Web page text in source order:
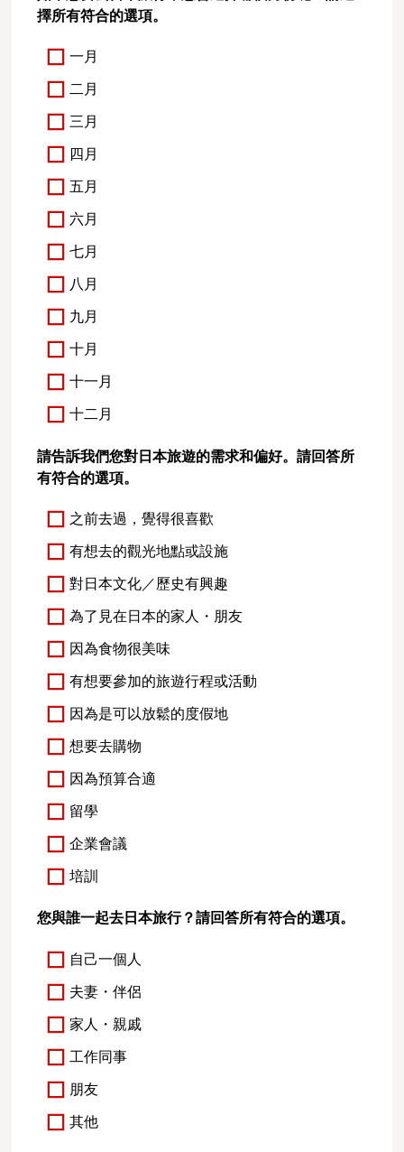
擇所有符合的選項。
一月
二月
三月
四月
五月
六月
七月
八月
九月
十月
十一月
十二月
請告訴我們您對日本旅遊的需求和偏好。請回答所
有符合的選項。
之前去過，覺得很喜歡
有想去的觀光地點或設施
對日本文化／歷史有興趣
為了見在日本的家人・朋友
因為食物很美味
有想要參加的旅遊行程或活動
因為是可以放鬆的度假地
想要去購物
因為預算合適
留學
企業會議
培訓
您與誰一起去日本旅行？請回答所有符合的選項。
自己一個人
夫妻・伴侶
家人・親戚
工作同事
朋友
其他